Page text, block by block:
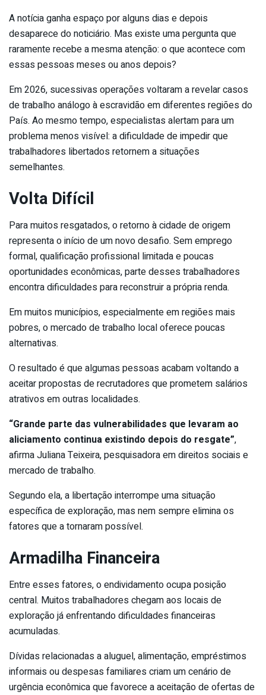
A notícia ganha espaço por alguns dias e depois
desaparece do noticiário. Mas existe uma pergunta que
raramente recebe a mesma atenção: o que acontece com
essas pessoas meses ou anos depois?
Em 2026, sucessivas operações voltaram a revelar casos
de trabalho análogo à escravidão em diferentes regiões do
País. Ao mesmo tempo, especialistas alertam para um
problema menos visível: a dificuldade de impedir que
trabalhadores libertados retornem a situações
semelhantes.
Volta Difícil
Para muitos resgatados, o retorno à cidade de origem
representa o início de um novo desafio. Sem emprego
formal, qualificação profissional limitada e poucas
oportunidades econômicas, parte desses trabalhadores
encontra dificuldades para reconstruir a própria renda.
Em muitos municípios, especialmente em regiões mais
pobres, o mercado de trabalho local oferece poucas
alternativas.
O resultado é que algumas pessoas acabam voltando a
aceitar propostas de recrutadores que prometem salários
atrativos em outras localidades.
“Grande parte das vulnerabilidades que levaram ao
aliciamento continua existindo depois do resgate”,
afirma Juliana Teixeira, pesquisadora em direitos sociais e
mercado de trabalho.
Segundo ela, a libertação interrompe uma situação
específica de exploração, mas nem sempre elimina os
fatores que a tornaram possível.
Armadilha Financeira
Entre esses fatores, o endividamento ocupa posição
central. Muitos trabalhadores chegam aos locais de
exploração já enfrentando dificuldades financeiras
acumuladas.
Dívidas relacionadas a aluguel, alimentação, empréstimos
informais ou despesas familiares criam um cenário de
urgência econômica que favorece a aceitação de ofertas de